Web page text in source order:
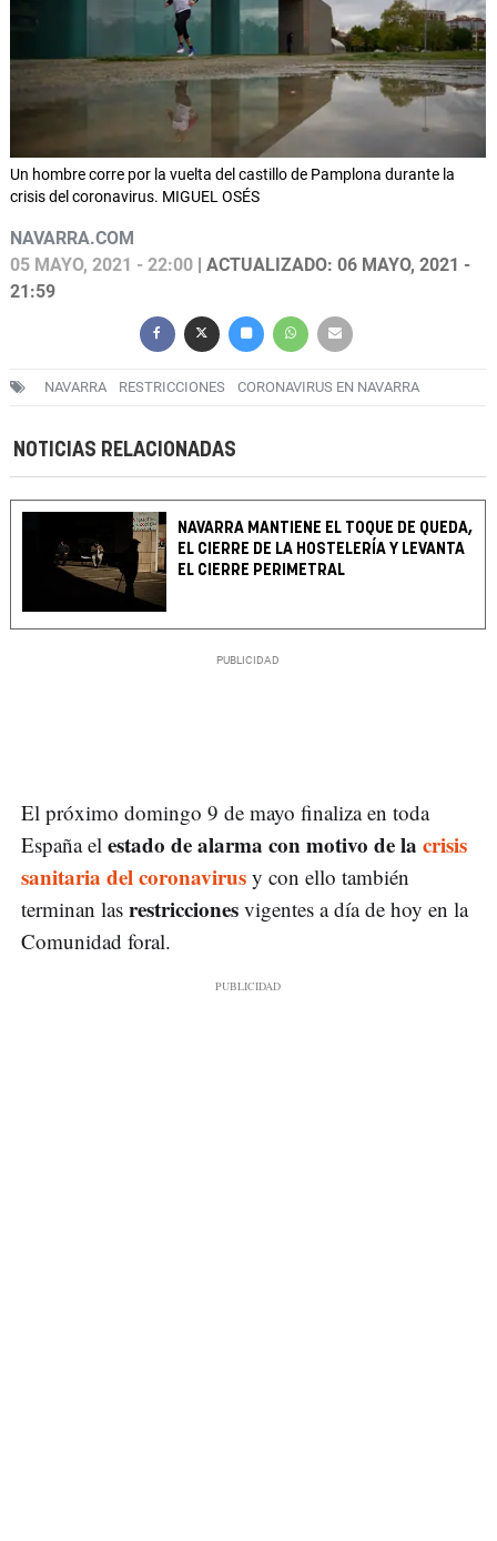
Un hombre corre por la vuelta del castillo de Pamplona durante la
crisis del coronavirus. MIGUEL OSÉS
NAVARRA.COM
05 MAYO, 2021 - 22:00 | ACTUALIZADO: 06 MAYO, 2021 -
21:59
NAVARRA RESTRICCIONES CORONAVIRUS EN NAVARRA
NOTICIAS RELACIONADAS
NAVARRA MANTIENE EL TOQUE DE QUEDA,
EL CIERRE DE LA HOSTELERÍA Y LEVANTA
EL CIERRE PERIMETRAL
El próximo domingo 9 de mayo finaliza en toda
España el estado de alarma con motivo de la crisis
sanitaria del coronavirus y con ello también
terminan las restricciones vigentes a día de hoy en la
Comunidad foral.